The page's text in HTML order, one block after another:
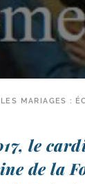
MARIAGES :
le
de la